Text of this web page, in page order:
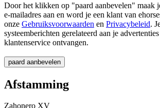
Door het klikken op "paard aanbevelen" maak
e-mailadres aan en word je een klant van
onze Gebruiksvoorwaarden en Privacybeleid.
systeemberichten gerelateerd aan je
klantenservice ontvangen.
Afstamming
Zahonero XV